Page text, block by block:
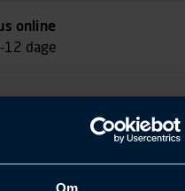
online
12 dage